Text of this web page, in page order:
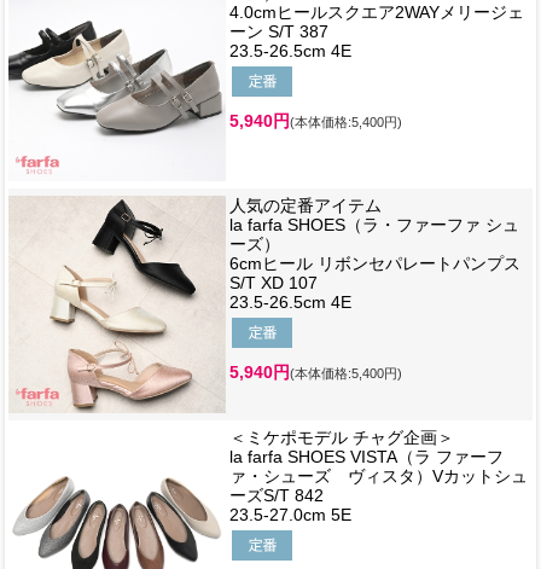
4.0cmヒールスクエア2WAYメリージェ
ーン S/T 387
23.5-26.5cm 4E
5,940円(本体価格:5,400円)
人気の定番アイテム
la farfa SHOES（ラ・ファーファ シュ
ーズ）
6cmヒール リボンセパレートパンプス
S/T XD 107
23.5-26.5cm 4E
5,940円(本体価格:5,400円)
＜ミケポモデル チャグ企画＞
la farfa SHOES VISTA（ラ ファーフ
ァ・シューズ ヴィスタ）Vカットシュ
ーズS/T 842
23.5-27.0cm 5E